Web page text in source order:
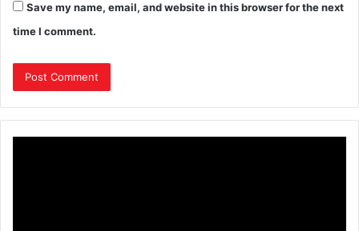
Save my name, email, and website in this browser for the next
time I comment.